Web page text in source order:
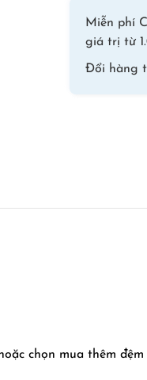
Miễn phí
giá trị từ
Đổi hàng
chọn mua thêm